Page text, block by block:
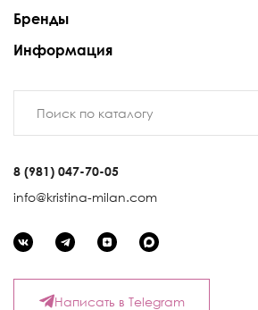
Бренды
Информация
8 (981) 047-70-05
info@kristina-milan.com
Написать в Telegram